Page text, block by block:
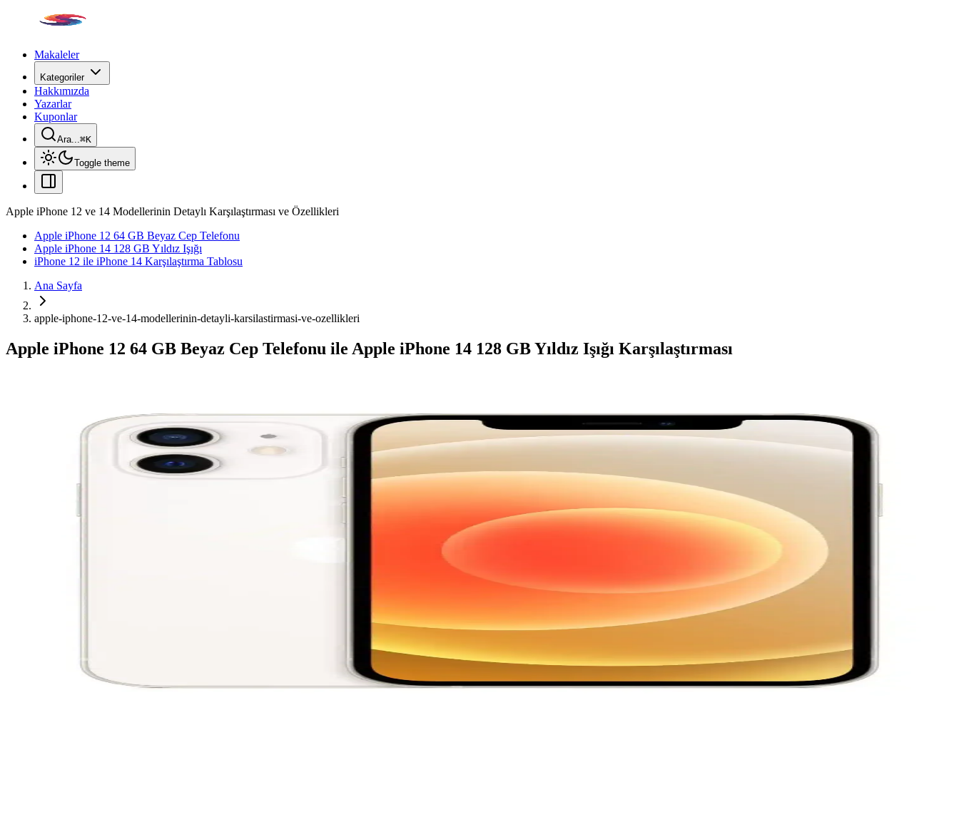
Makaleler
Kategoriler
Hakkımızda
Yazarlar
Kuponlar
Ara...⌘K
Toggle theme
Apple iPhone 12 ve 14 Modellerinin Detaylı Karşılaştırması ve Özellikleri
Apple iPhone 12 64 GB Beyaz Cep Telefonu
Apple iPhone 14 128 GB Yıldız Işığı
iPhone 12 ile iPhone 14 Karşılaştırma Tablosu
Ana Sayfa
apple-iphone-12-ve-14-modellerinin-detayli-karsilastirmasi-ve-ozellikleri
Apple iPhone 12 64 GB Beyaz Cep Telefonu ile Apple iPhone 14 128 GB Yıldız Işığı Karşılaştırması